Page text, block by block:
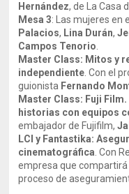
Hernández, de La Casa
Mesa 3: Las mujeres en
Palacios, Lina Durán,
Campos Tenorio
Master Class: Mitos y
independiente . Con el
guionista Fernando
Master Class: Fuji
historias con equipos
embajador de Fujifilm,
LCI y Fantastika:
cinematográfica . Con
empresa que
proceso de